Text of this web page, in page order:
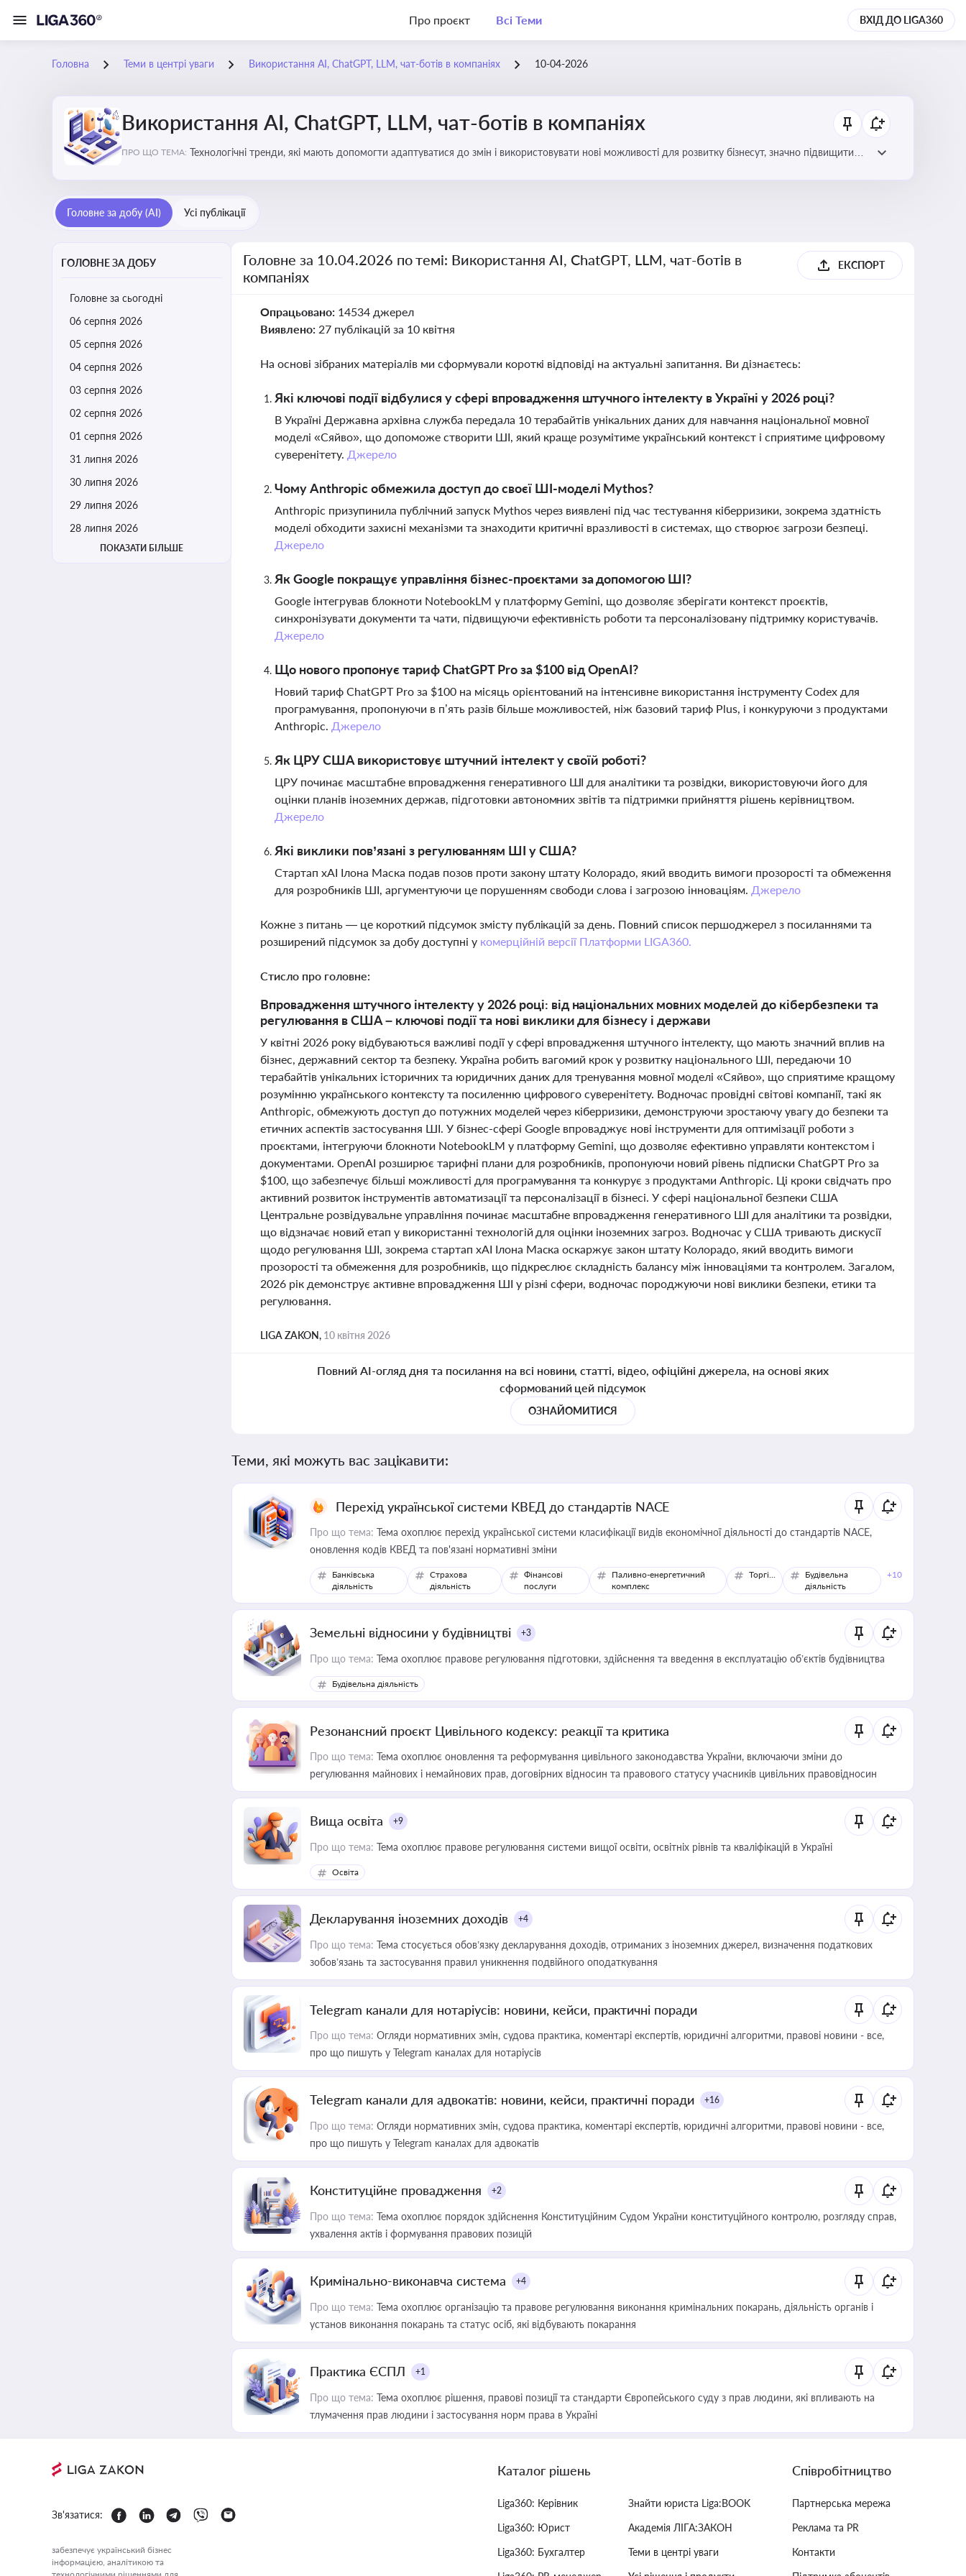
Про проєкт Всі Теми ВХІД ДО LIGA360
Головна Теми в центрі уваги Використання AI, ChatGPT, LLM, чат-ботів в компаніях 10-04-2026
Використання AI, ChatGPT, LLM, чат-ботів в компаніях
ПРО ЩО ТЕМА: Технологічні тренди, які мають допомогти адаптуватися до змін і використовувати нові можливості для розвитку бізнесут, значно підвищити
Головне за добу (AI) Усі публікації
ГОЛОВНЕ ЗА ДОБУ
Головне за сьогодні
06 серпня 2026
05 серпня 2026
04 серпня 2026
03 серпня 2026
02 серпня 2026
01 серпня 2026
31 липня 2026
30 липня 2026
29 липня 2026
28 липня 2026
ПОКАЗАТИ БІЛЬШЕ
Головне за 10.04.2026 по темі: Використання AI, ChatGPT, LLM, чат-ботів в
компаніях
ЕКСПОРТ
Опрацьовано: 14534 джерел
Виявлено: 27 публікацій за 10 квітня
На основі зібраних матеріалів ми сформували короткі відповіді на актуальні запитання. Ви дізнаєтесь:
Які ключові події відбулися у сфері впровадження штучного інтелекту в Україні у 2026 році?
В Україні Державна архівна служба передала 10 терабайтів унікальних даних для навчання національної мовної
моделі «Сяйво», що допоможе створити ШІ, який краще розумітиме український контекст і сприятиме цифровому
суверенітету. Джерело
Чому Anthropic обмежила доступ до своєї ШІ-моделі Mythos?
Anthropic призупинила публічний запуск Mythos через виявлені під час тестування кіберризики, зокрема здатність
моделі обходити захисні механізми та знаходити критичні вразливості в системах, що створює загрози безпеці.
Джерело
Як Google покращує управління бізнес-проєктами за допомогою ШІ?
Google інтегрував блокноти NotebookLM у платформу Gemini, що дозволяє зберігати контекст проєктів,
синхронізувати документи та чати, підвищуючи ефективність роботи та персоналізовану підтримку користувачів.
Джерело
Що нового пропонує тариф ChatGPT Pro за $100 від OpenAI?
Новий тариф ChatGPT Pro за $100 на місяць орієнтований на інтенсивне використання інструменту Codex для
програмування, пропонуючи в п’ять разів більше можливостей, ніж базовий тариф Plus, і конкуруючи з продуктами
Anthropic. Джерело
Як ЦРУ США використовує штучний інтелект у своїй роботі?
ЦРУ починає масштабне впровадження генеративного ШІ для аналітики та розвідки, використовуючи його для
оцінки планів іноземних держав, підготовки автономних звітів та підтримки прийняття рішень керівництвом.
Джерело
Які виклики пов’язані з регулюванням ШІ у США?
Стартап xAI Ілона Маска подав позов проти закону штату Колорадо, який вводить вимоги прозорості та обмеження
для розробників ШІ, аргументуючи це порушенням свободи слова і загрозою інноваціям. Джерело
Кожне з питань — це короткий підсумок змісту публікацій за день. Повний список першоджерел з посиланнями та
розширений підсумок за добу доступні у комерційній версії Платформи LIGA360.
Стисло про головне:
Впровадження штучного інтелекту у 2026 році: від національних мовних моделей до кібербезпеки та
регулювання в США – ключові події та нові виклики для бізнесу і держави
У квітні 2026 року відбуваються важливі події у сфері впровадження штучного інтелекту, що мають значний вплив на
бізнес, державний сектор та безпеку. Україна робить вагомий крок у розвитку національного ШІ, передаючи 10
терабайтів унікальних історичних та юридичних даних для тренування мовної моделі «Сяйво», що сприятиме кращому
розумінню українського контексту та посиленню цифрового суверенітету. Водночас провідні світові компанії, такі як
Anthropic, обмежують доступ до потужних моделей через кіберризики, демонструючи зростаючу увагу до безпеки та
етичних аспектів застосування ШІ. У бізнес-сфері Google впроваджує нові інструменти для оптимізації роботи з
проєктами, інтегруючи блокноти NotebookLM у платформу Gemini, що дозволяє ефективно управляти контекстом і
документами. OpenAI розширює тарифні плани для розробників, пропонуючи новий рівень підписки ChatGPT Pro за
$100, що забезпечує більші можливості для програмування та конкурує з продуктами Anthropic. Ці кроки свідчать про
активний розвиток інструментів автоматизації та персоналізації в бізнесі. У сфері національної безпеки США
Центральне розвідувальне управління починає масштабне впровадження генеративного ШІ для аналітики та розвідки,
що відзначає новий етап у використанні технологій для оцінки іноземних загроз. Водночас у США тривають дискусії
щодо регулювання ШІ, зокрема стартап xAI Ілона Маска оскаржує закон штату Колорадо, який вводить вимоги
прозорості та обмеження для розробників, що підкреслює складність балансу між інноваціями та контролем. Загалом,
2026 рік демонструє активне впровадження ШІ у різні сфери, водночас породжуючи нові виклики безпеки, етики та
регулювання.
LIGA ZAKON, 10 квітня 2026
Повний AI-огляд дня та посилання на всі новини, статті, відео, офіційні джерела, на основі яких
сформований цей підсумок
ОЗНАЙОМИТИСЯ
Теми, які можуть вас зацікавити:
Перехід української системи КВЕД до стандартів NACE
Про що тема: Тема охоплює перехід української системи класифікації видів економічної діяльності до стандартів NACE,
оновлення кодів КВЕД та пов'язані нормативні зміни
Банківська
діяльність
Страхова
діяльність
Фінансові
послуги
Паливно-енергетичний
комплекс
Торгівля
Будівельна
діяльність
+10
Земельні відносини у будівництві +3
Про що тема: Тема охоплює правове регулювання підготовки, здійснення та введення в експлуатацію об’єктів будівництва
Будівельна діяльність
Резонансний проєкт Цивільного кодексу: реакції та критика
Про що тема: Тема охоплює оновлення та реформування цивільного законодавства України, включаючи зміни до
регулювання майнових і немайнових прав, договірних відносин та правового статусу учасників цивільних правовідносин
Вища освіта +9
Про що тема: Тема охоплює правове регулювання системи вищої освіти, освітніх рівнів та кваліфікацій в Україні
Освіта
Декларування іноземних доходів +4
Про що тема: Тема стосується обов’язку декларування доходів, отриманих з іноземних джерел, визначення податкових
зобов’язань та застосування правил уникнення подвійного оподаткування
Telegram канали для нотаріусів: новини, кейси, практичні поради
Про що тема: Огляди нормативних змін, судова практика, коментарі експертів, юридичні алгоритми, правові новини - все,
про що пишуть у Telegram каналах для нотаріусів
Telegram канали для адвокатів: новини, кейси, практичні поради +16
Про що тема: Огляди нормативних змін, судова практика, коментарі експертів, юридичні алгоритми, правові новини - все,
про що пишуть у Telegram каналах для адвокатів
Конституційне провадження +2
Про що тема: Тема охоплює порядок здійснення Конституційним Судом України конституційного контролю, розгляду справ,
ухвалення актів і формування правових позицій
Кримінально-виконавча система +4
Про що тема: Тема охоплює організацію та правове регулювання виконання кримінальних покарань, діяльність органів і
установ виконання покарань та статус осіб, які відбувають покарання
Практика ЄСПЛ +1
Про що тема: Тема охоплює рішення, правові позиції та стандарти Європейського суду з прав людини, які впливають на
тлумачення прав людини і застосування норм права в Україні
Зв'язатися:
забезпечує український бізнес
інформацією, аналітикою та
Каталог рішень
Liga360: Керівник
Liga360: Юрист
Liga360: Бухгалтер
Знайти юриста Liga:BOOK
Академія ЛІГА:ЗАКОН
Теми в центрі уваги
Співробітництво
Партнерська мережа
Реклама та PR
Контакти